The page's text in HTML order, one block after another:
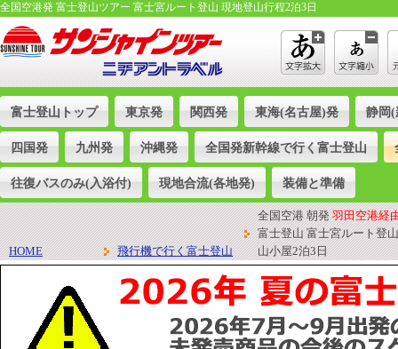
全国空港発 富士登山ツアー 富士宮ルート登山 現地登山行程2泊3日
富士登山トップ 東京発 関西発 東海(名古屋)発 静岡(
四国発 九州発 沖縄発 全国発新幹線で行く富士登山
往復バスのみ(入浴付) 現地合流(各地発) 装備と準備
HOME 飛行機で行く富士登山
全国空港 朝発羽田空港経
富士登山 富士宮ルート登山
山小屋2泊3日